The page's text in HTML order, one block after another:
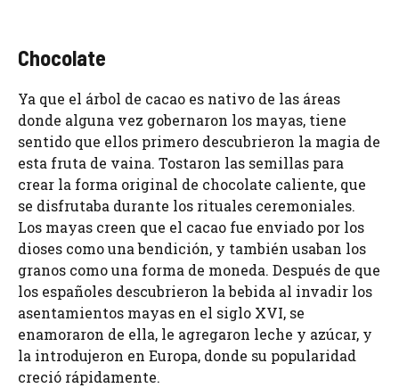
Chocolate
Ya que el árbol de cacao es nativo de las áreas
donde alguna vez gobernaron los mayas, tiene
sentido que ellos primero descubrieron la magia de
esta fruta de vaina. Tostaron las semillas para
crear la forma original de chocolate caliente, que
se disfrutaba durante los rituales ceremoniales.
Los mayas creen que el cacao fue enviado por los
dioses como una bendición, y también usaban los
granos como una forma de moneda. Después de que
los españoles descubrieron la bebida al invadir los
asentamientos mayas en el siglo XVI, se
enamoraron de ella, le agregaron leche y azúcar, y
la introdujeron en Europa, donde su popularidad
creció rápidamente.